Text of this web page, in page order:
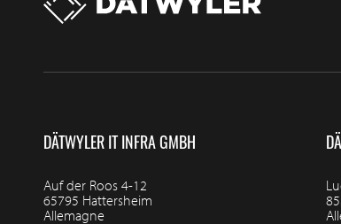
DÄTWYLER IT INFRA GMBH
Auf der Roos 4-12
65795 Hattersheim
Allemagne